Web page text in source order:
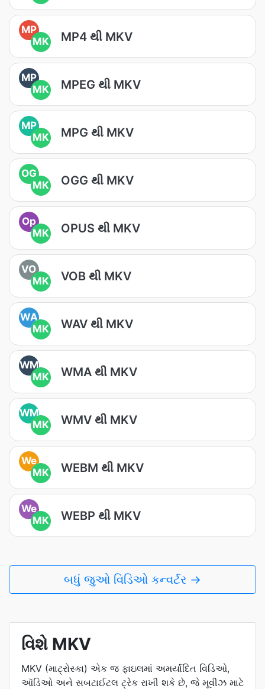
MP
MK
MP4 થી MKV
MP
MK
MPEG થી MKV
MP
MK
MPG થી MKV
OG
MK
OGG થી MKV
Op
MK
OPUS થી MKV
VO
MK
VOB થી MKV
WA
MK
WAV થી MKV
WM
MK
WMA થી MKV
WM
MK
WMV થી MKV
We
MK
WEBM થી MKV
We
MK
WEBP થી MKV
બધું જુઓ વિડિઓ કન્વર્ટર →
વિશે MKV
MKV (માટ્રોસ્કા) એક જ ફાઇલમાં અમર્યાદિત વિડિઓ,
ઑડિઓ અને સબટાઈટલ ટ્રેક રાખી શકે છે, જે મૂવીઝ માટે